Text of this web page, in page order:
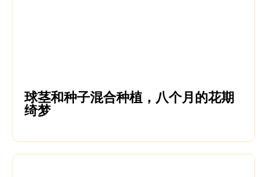
球茎和种子混合种植，八个月的花期
绮梦